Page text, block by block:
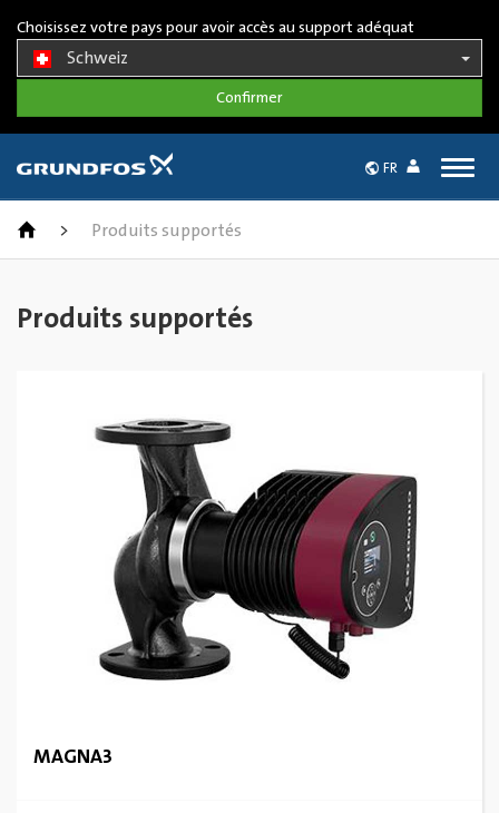
Choisissez votre pays pour avoir accès au support adéquat
Schweiz
FR
> Produits supportés
Produits supportés
MAGNA3